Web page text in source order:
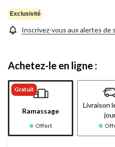
Exclusivité
Inscrivez-vous aux alertes de
Achetez-le en ligne :
Gratuit
Ramassage
Offert
Livraison